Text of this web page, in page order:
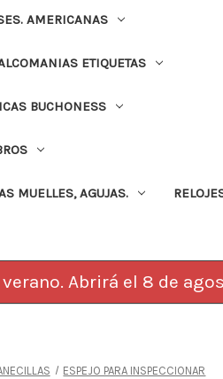
AMERICANAS
ETIQUETAS
BUCHONESS
MUELLES, AGUJAS.
Abrirá el 8 de
ESPEJO PARA INSPECCIONAR